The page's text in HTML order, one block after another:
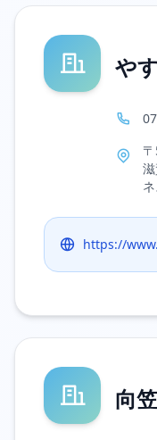
や
https://
向